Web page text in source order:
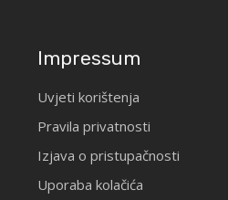
Impressum
Uvjeti korištenja
Pravila privatnosti
Izjava o pristupačnosti
Uporaba kolačića